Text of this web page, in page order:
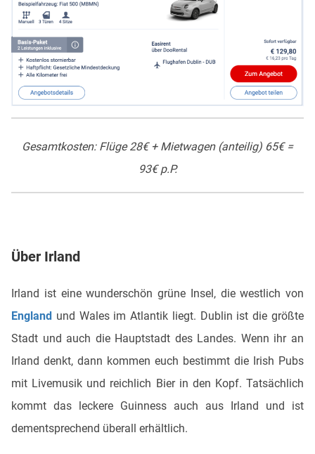
Gesamtkosten: Flüge 28€ + Mietwagen (anteilig) 65€ =
93€ p.P.
Über Irland
Irland ist eine wunderschön grüne Insel, die westlich von
England und Wales im Atlantik liegt. Dublin ist die größte
Stadt und auch die Hauptstadt des Landes. Wenn ihr an
Irland denkt, dann kommen euch bestimmt die Irish Pubs
mit Livemusik und reichlich Bier in den Kopf. Tatsächlich
kommt das leckere Guinness auch aus Irland und ist
dementsprechend überall erhältlich.